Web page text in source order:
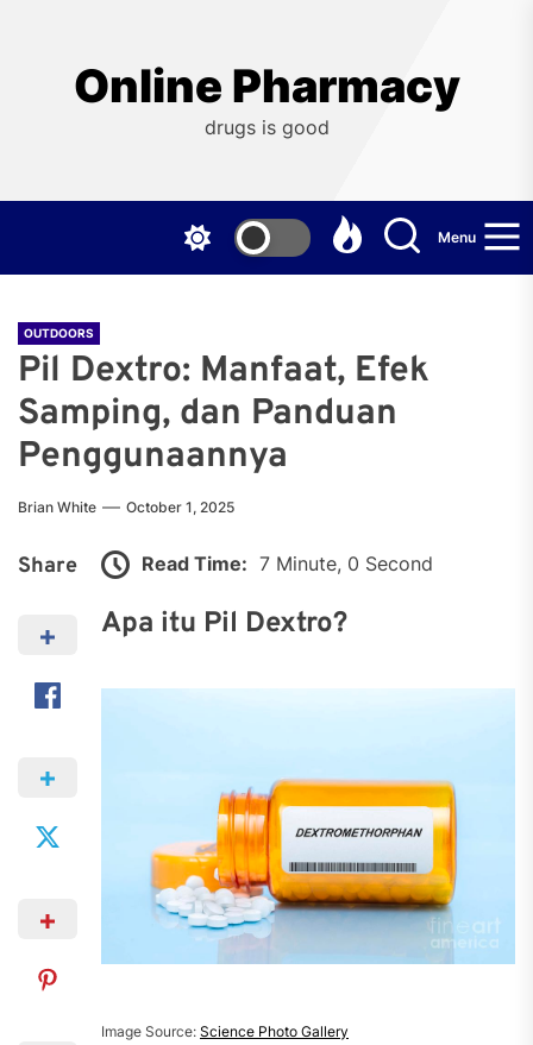
Online Pharmacy
drugs is good
Menu
OUTDOORS
Pil Dextro: Manfaat, Efek
Samping, dan Panduan
Penggunaannya
Brian White October 1, 2025
Share Read Time: 7 Minute, 0 Second
Apa itu Pil Dextro?
Image Source: Science Photo Gallery